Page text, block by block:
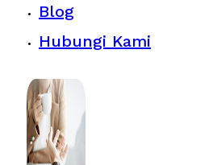
Blog
Hubungi Kami